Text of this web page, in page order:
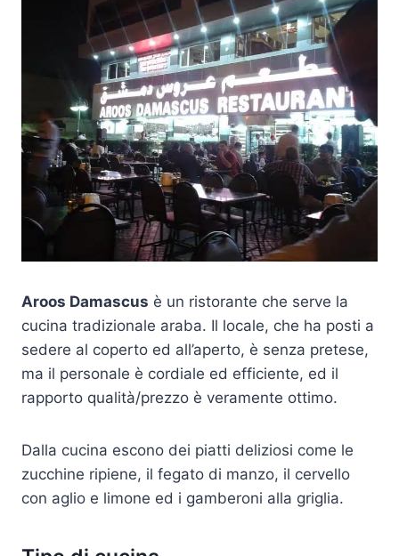
Aroos Damascus è un ristorante che serve la
cucina tradizionale araba. Il locale, che ha posti a
sedere al coperto ed all’aperto, è senza pretese,
ma il personale è cordiale ed efficiente, ed il
rapporto qualità/prezzo è veramente ottimo.
Dalla cucina escono dei piatti deliziosi come le
zucchine ripiene, il fegato di manzo, il cervello
con aglio e limone ed i gamberoni alla griglia.